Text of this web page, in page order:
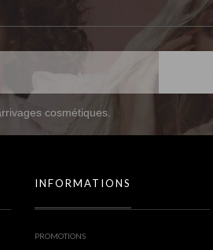
cosmétiques.
INFORMATIONS
PROMOTIONS